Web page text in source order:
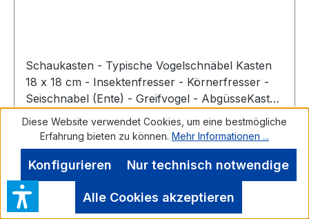
Schaukasten - Typische Vogelschnäbel Kasten
18 x 18 cm - Insektenfresser - Körnerfresser -
Seischnabel (Ente) - Greifvogel - AbgüsseKasten
18 x 18 cm
Regulärer Preis:
182,07 €
Preise inkl. MwSt. zzgl. Versandkosten
Diese Website verwendet Cookies, um eine bestmögliche
Erfahrung bieten zu können. Mehr Informationen ...
Nur technisch notwendige
Konfigurieren
Alle Cookies akzeptieren